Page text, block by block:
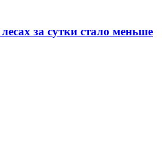
за сутки стало меньше